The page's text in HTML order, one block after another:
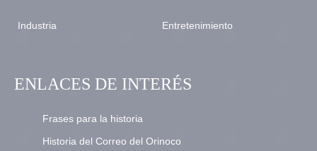
Industria Entretenimiento
ENLACES DE INTERÉS
Frases para la historia
Historia del Correo del Orinoco